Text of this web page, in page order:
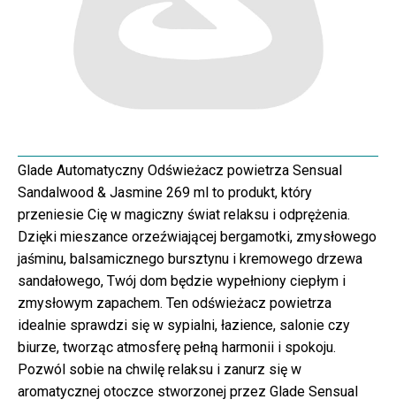
Glade Automatyczny Odświeżacz powietrza Sensual
Sandalwood & Jasmine 269 ml to produkt, który
przeniesie Cię w magiczny świat relaksu i odprężenia.
Dzięki mieszance orzeźwiającej bergamotki, zmysłowego
jaśminu, balsamicznego bursztynu i kremowego drzewa
sandałowego, Twój dom będzie wypełniony ciepłym i
zmysłowym zapachem. Ten odświeżacz powietrza
idealnie sprawdzi się w sypialni, łazience, salonie czy
biurze, tworząc atmosferę pełną harmonii i spokoju.
Pozwól sobie na chwilę relaksu i zanurz się w
aromatycznej otoczce stworzonej przez Glade Sensual